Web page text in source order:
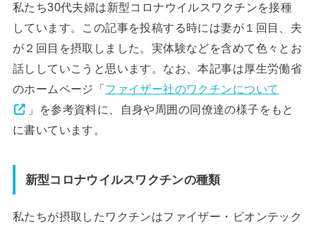
私たち30代夫婦は新型コロナウイルスワクチンを接種
しています。この記事を投稿する時には妻が１回目、夫
が２回目を摂取しました。実体験などを含めて色々とお
話ししていこうと思います。なお、本記事は厚生労働省
のホームページ「ファイザー社のワクチンについて
」を参考資料に、自身や周囲の同僚達の様子をもと
に書いています。
新型コロナウイルスワクチンの種類
私たちが摂取したワクチンはファイザー・ビオンテック